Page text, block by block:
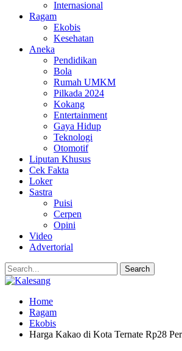
Internasional
Ragam
Ekobis
Kesehatan
Aneka
Pendidikan
Bola
Rumah UMKM
Pilkada 2024
Kokang
Entertainment
Gaya Hidup
Teknologi
Otomotif
Liputan Khusus
Cek Fakta
Loker
Sastra
Puisi
Cerpen
Opini
Video
Advertorial
Home
Ragam
Ekobis
Harga Kakao di Kota Ternate Rp28